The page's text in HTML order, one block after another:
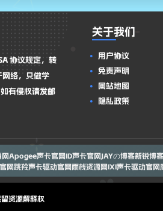
协议规定，转
网络，只做学
有侵权请发邮
关于我们
用户协议
免责声明
网站地图
隐私政策
Apogee声卡官网ID声卡官网JAYの博客新锐博客
网跳羚声卡驱动官网雨栈资源网IXI声卡驱动官网
资源解释权